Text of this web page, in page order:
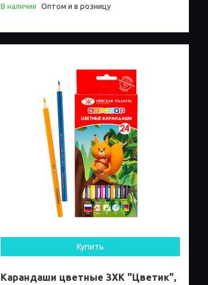
В наличии Оптом и в розницу
Купить
Карандаши цветные ЗХК "Цветик",